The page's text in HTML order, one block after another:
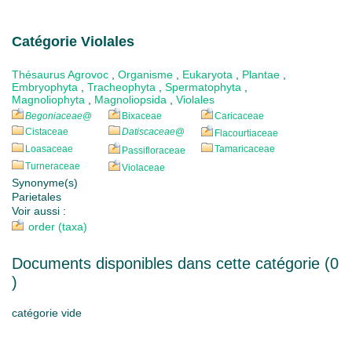
Catégorie Violales
Thésaurus Agrovoc Organisme Eukaryota Plantae
Embryophyta
Tracheophyta Spermatophyta
Magnoliophyta
Magnoliopsida Violales
Begoniaceae@ Bixaceae
Caricaceae
Cistaceae
Datiscaceae@
Flacourtiaceae
Loasaceae
Passifloraceae
Tamaricaceae
Turneraceae
Violaceae
Synonyme(s)
Parietales
Voir aussi :
order (taxa)
Documents disponibles dans cette catégorie (0
)
catégorie vide